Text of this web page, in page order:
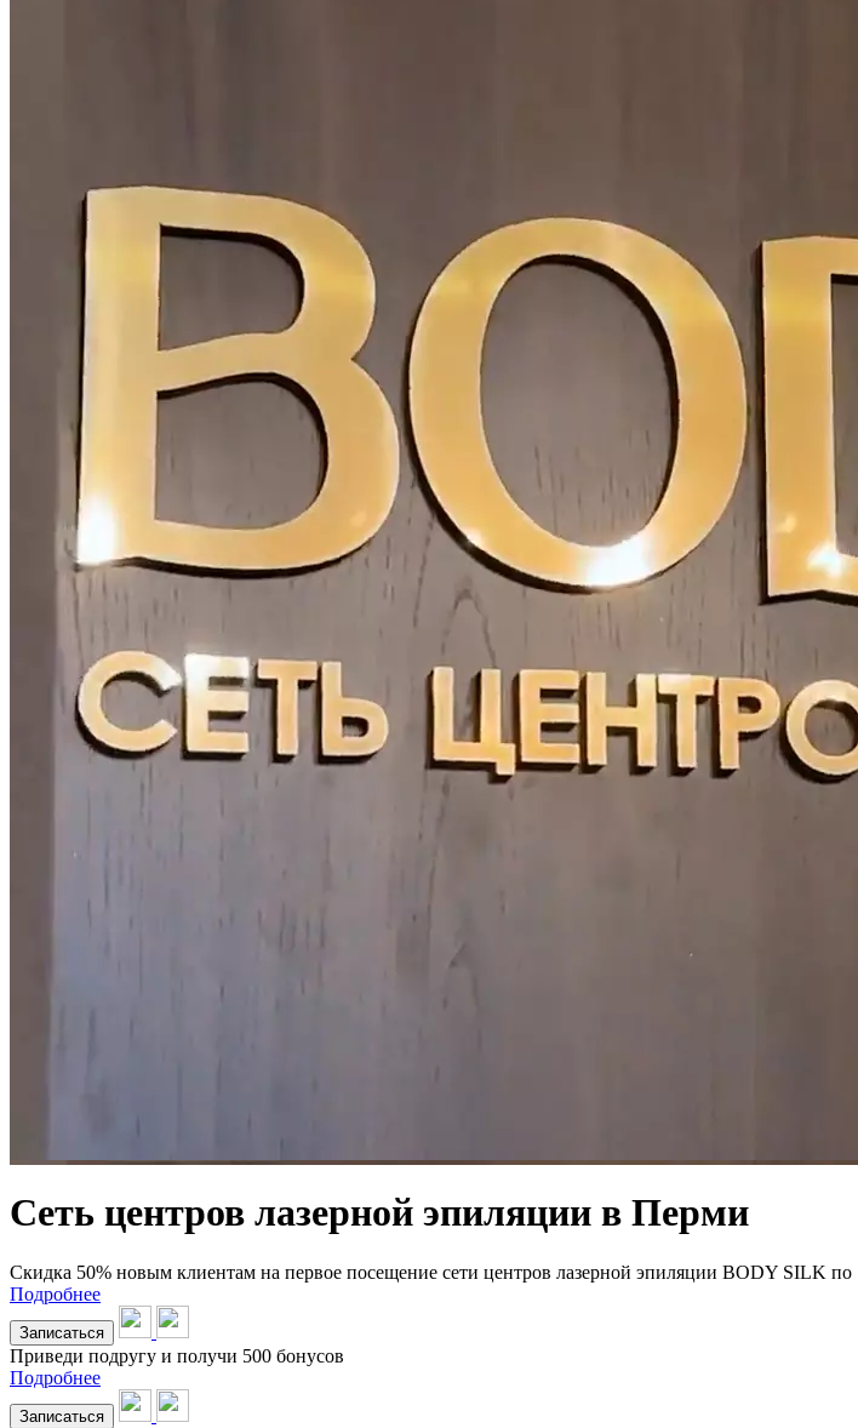
Сеть центров лазерной эпиляции в Перми
Cкидка 50% новым клиентам на первое посещение сети центров лазерной эпиляции BODY SILK по
Подробнее
Записаться
Приведи подругу и получи 500 бонусов
Подробнее
Записаться